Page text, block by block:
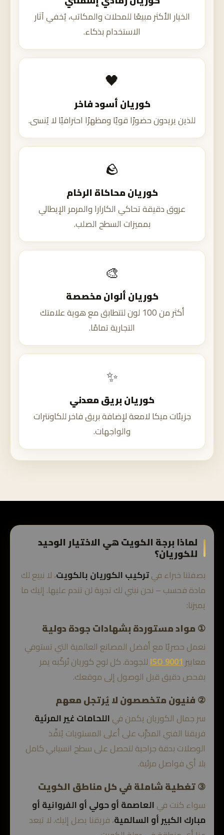
الخيار الأكثر مبيعًا للمحلات والمكاتب، يُخفي آثار
الاستخدام بذكاء.
🖤
كوريان أسود فاخر
للذين يريدون حضورًا قويًا ومظهرًا احترافيًا لا يُنسى.
🪨
كوريان محاكاة الرخام
عروق دقيقة تحاكي الكارارا والمرمر الإيطالي
بمميزات السطح الصلب.
🎨
كوريان ألوان مخصصة
أكثر من 100 لون لتتطابق مع هوية علامتك
التجارية تمامًا.
✨
كوريان بريق معدني
جزيئات ميكا لامعة لإضافة بريق فاخر للكاونترات
والواجهات.
لماذا برجة الكويت هي الاختيار الوحيد
للكوريان؟
بصفتنا خبراء فيتركيب الكوريان بالكويت، لا نبيع لك
مادة فحسب – نحن نبني لك تجربة لن تندم عليها. إليك ما
يميزنا:
① مواد مستوردة بشهادات جودة دولية
نعمل حصريًا مع أفضل المصانع العالمية التي تستوفي
معاييرISO 9001للجودة. كل لوح كوريان نُركّبه يمر
بفحص دقيق قبل الوصول إلى موقعك.
② فنيون متخصصون لا يُرتجل معهم
سر جمال الكوريان يكمن فياللحامات غير المرئية.
فريقنا الفني المدرَّب على أعلى المستويات يُنفِّذ
الوصلات بدقة جراحية لتحصل على سطح انسيابي كامل
بلا أي فواصل مرئية.
③ تغطية شاملة في كل مناطق الكويت
سواء كنت فيالعاصمة أو حولي أو الفروانية أو
مبارك الكبير أو السالمية، فريقنا يصل إليك. لا تبعد